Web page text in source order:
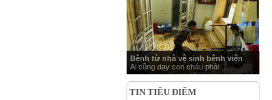
Bệnh từ nhà vệ sinh bệnh viện
Ai cũng dạy con cháu phải...
TIN TIÊU ĐIỂM